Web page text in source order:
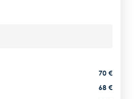
70 €
68 €